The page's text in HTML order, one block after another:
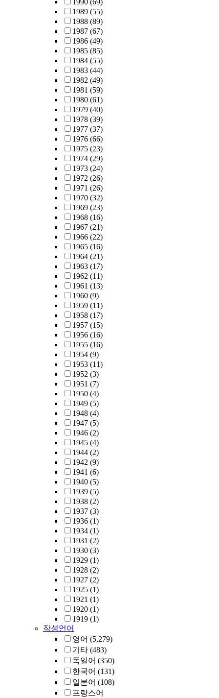
1990 (69)
1989 (55)
1988 (89)
1987 (67)
1986 (49)
1985 (85)
1984 (55)
1983 (44)
1982 (49)
1981 (59)
1980 (61)
1979 (40)
1978 (39)
1977 (37)
1976 (66)
1975 (23)
1974 (29)
1973 (24)
1972 (26)
1971 (26)
1970 (32)
1969 (23)
1968 (16)
1967 (21)
1966 (22)
1965 (16)
1964 (21)
1963 (17)
1962 (11)
1961 (13)
1960 (9)
1959 (11)
1958 (17)
1957 (15)
1956 (16)
1955 (16)
1954 (9)
1953 (11)
1952 (3)
1951 (7)
1950 (4)
1949 (5)
1948 (4)
1947 (5)
1946 (2)
1945 (4)
1944 (2)
1942 (9)
1941 (6)
1940 (5)
1939 (5)
1938 (2)
1937 (3)
1936 (1)
1934 (1)
1931 (2)
1930 (3)
1929 (1)
1928 (2)
1927 (2)
1925 (1)
1921 (1)
1920 (1)
1919 (1)
작성언어
영어 (5,279)
기타 (483)
독일어 (350)
한국어 (131)
일본어 (108)
프랑스어